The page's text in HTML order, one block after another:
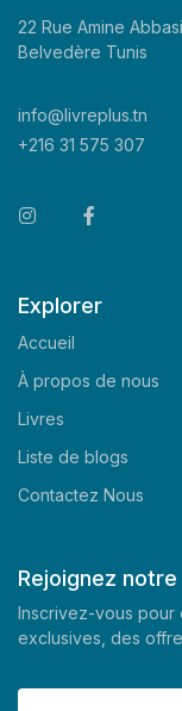
22 Rue Amine
Belvedère Tunis
info@livreplus.tn
+216 31 575 307
Explorer
Accueil
À propos de nous
Livres
Liste de blogs
Contactez Nous
Rejoignez
Inscrivez-vous pour
exclusives, des